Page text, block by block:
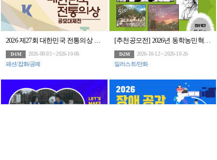
D-1M
2026-08-03 ~ 2026-10-06
패션/잡화/공예
D-2M
2026-10-12 ~ 2026-10-26
일러스트/만화